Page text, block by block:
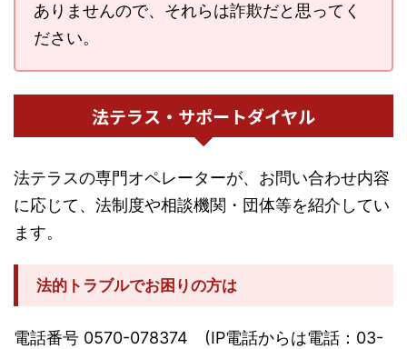
ありませんので、それらは詐欺だと思ってく
ださい。
法テラス・サポートダイヤル
法テラスの専門オペレーターが、お問い合わせ内容
に応じて、法制度や相談機関・団体等を紹介してい
ます。
法的トラブルでお困りの方は
電話番号 0570-078374 (IP電話からは電話：03-